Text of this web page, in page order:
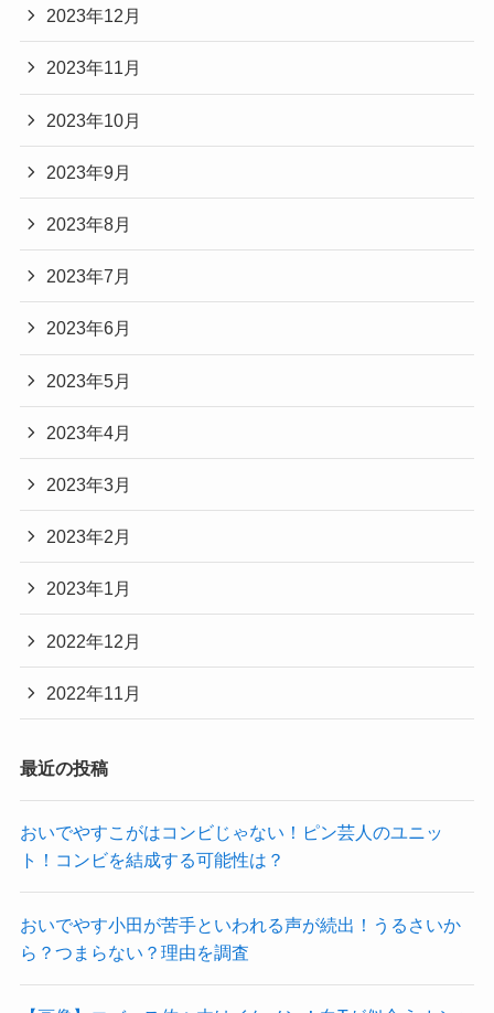
2023年12月
2023年11月
2023年10月
2023年9月
2023年8月
2023年7月
2023年6月
2023年5月
2023年4月
2023年3月
2023年2月
2023年1月
2022年12月
2022年11月
最近の投稿
おいでやすこがはコンビじゃない！ピン芸人のユニッ
ト！コンビを結成する可能性は？
おいでやす小田が苦手といわれる声が続出！うるさいか
ら？つまらない？理由を調査